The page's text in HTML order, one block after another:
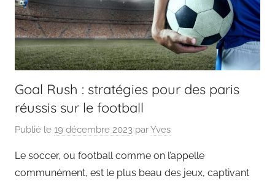
Goal Rush : stratégies pour des paris
réussis sur le football
Publié le 19 décembre 2023 parYves
Le soccer, ou football comme on l’appelle
communément, est le plus beau des jeux, captivant